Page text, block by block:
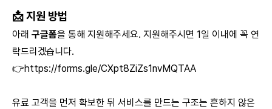
📩지원 방법
아래 구글폼을 통해 지원해주세요. 지원해주시면 1일 이내에 꼭 연
락드리겠습니다.
👉https://forms.gle/CXpt8ZiZs1nvMQTAA
유료 고객을 먼저 확보한 뒤 서비스를 만드는 구조는 흔하지 않은